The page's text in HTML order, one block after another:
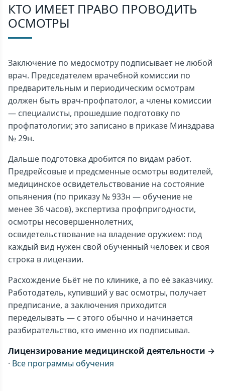
КТО ИМЕЕТ ПРАВО ПРОВОДИТЬ
ОСМОТРЫ
Заключение по медосмотру подписывает не любой
врач. Председателем врачебной комиссии по
предварительным и периодическим осмотрам
должен быть врач-профпатолог, а члены комиссии
— специалисты, прошедшие подготовку по
профпатологии; это записано в приказе Минздрава
№ 29н.
Дальше подготовка дробится по видам работ.
Предрейсовые и предсменные осмотры водителей,
медицинское освидетельствование на состояние
опьянения (по приказу № 933н — обучение не
менее 36 часов), экспертиза профпригодности,
осмотры несовершеннолетних,
освидетельствование на владение оружием: под
каждый вид нужен свой обученный человек и своя
строка в лицензии.
Расхождение бьёт не по клинике, а по её заказчику.
Работодатель, купивший у вас осмотры, получает
предписание, а заключения приходится
переделывать — с этого обычно и начинается
разбирательство, кто именно их подписывал.
Лицензирование медицинской деятельности →
· Все программы обучения